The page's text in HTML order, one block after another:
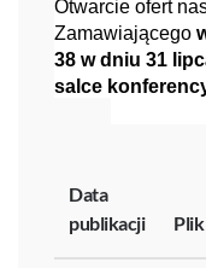
Otwarcie ofert
Zamawiającego
38 w dniu 31
salce
Data
publikacji